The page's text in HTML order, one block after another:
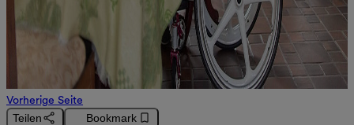
Vorherige Seite
Teilen
Bookmark